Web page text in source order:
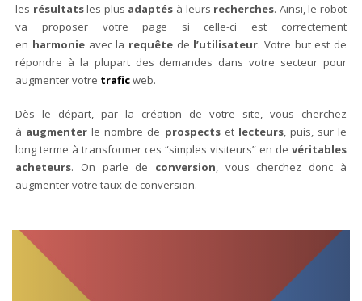
les résultatsles plus adaptés à leurs recherches. Ainsi, le robot
va proposer votre page si celle-ci est correctement
en harmonie avec la requête de l’utilisateur. Votre but est de
répondre à la plupart des demandes dans votre secteur pour
augmenter votre traficweb.
Dès le départ, par la création de votre site, vous cherchez
à augmenterle nombre de prospects et lecteurs, puis, sur le
long terme à transformer ces “simples visiteurs” en de véritables
acheteurs. On parle de conversion, vous cherchez donc à
augmenter votre taux de conversion.